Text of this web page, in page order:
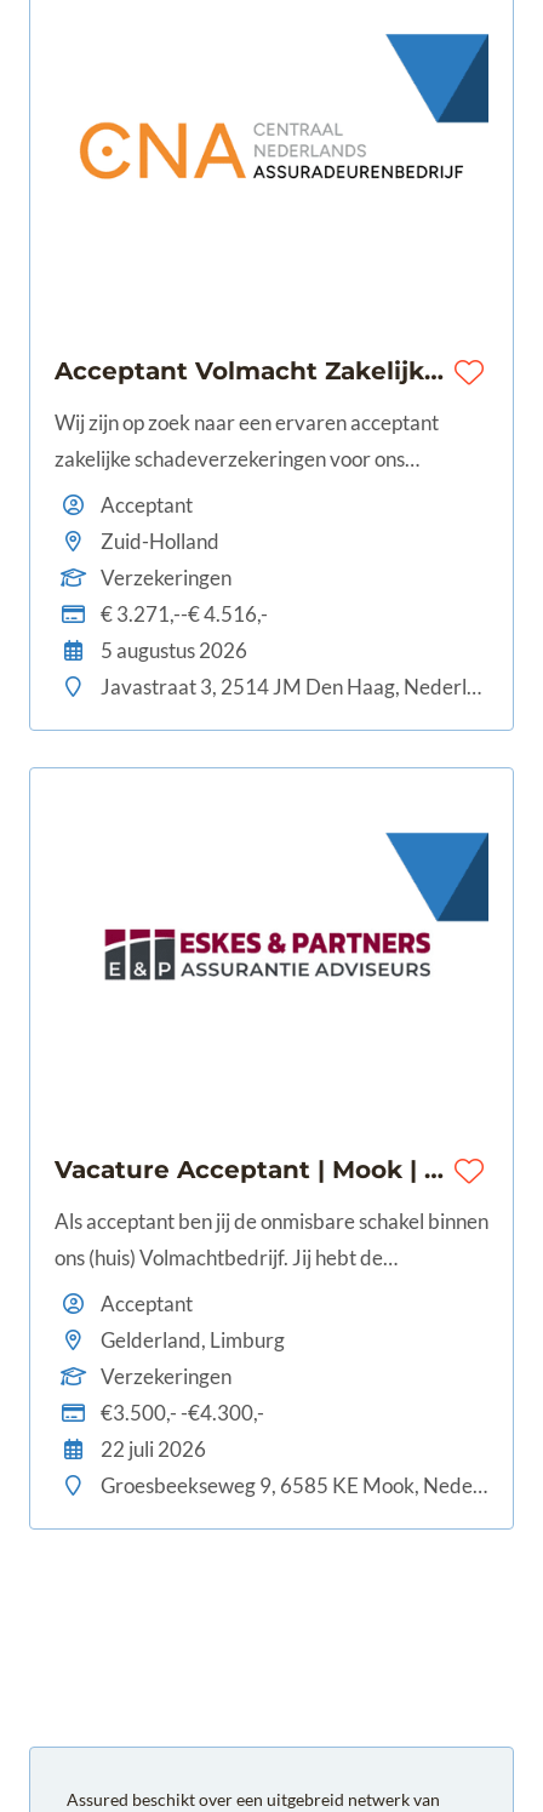
Acceptant Volmacht Zakelijke Verzekeringen | Den Haag | € 3.271 - € 4.516 | 24-40 uur
Wij zijn op zoek naar een ervaren acceptant
zakelijke schadeverzekeringen voor ons
volmachtbedrijf. Ter versterking van ons team
zoeken wij iemand die van aanpakken weet en
zijn of haar kennis graag inzet binnen het
zakelijke domein. In deze rol lever je
Acceptant
Zuid-Holland
Verzekeringen
€ 3.271,--€ 4.516,-
5 augustus 2026
Javastraat 3, 2514 JM Den Haag, Nederland
Vacature Acceptant | Mook | 28 - 40 uur | €3.500 - €4.300
Als acceptant ben jij de onmisbare schakel binnen
ons (huis) Volmachtbedrijf. Jij hebt de
bevoegdheid om namens verschillende
verzekeraars risico's te beoordelen en te
accepteren. Met jouw vakkennis en scherpe blik
beoordeel je aanvragen van je collega
relatiebeheerders snel en vakkundig.
Acceptant
Gelderland, Limburg
Verzekeringen
€3.500,- -€4.300,-
22 juli 2026
Groesbeekseweg 9, 6585 KE Mook, Nederland
Assured beschikt over een uitgebreid netwerk van